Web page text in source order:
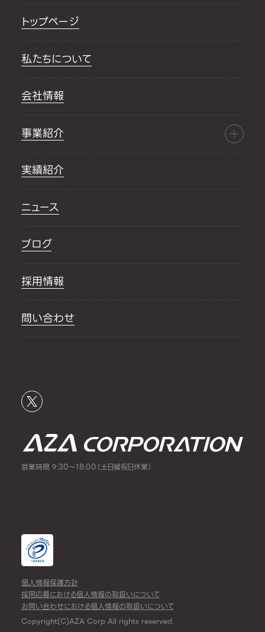
トップページ
私たちについて
会社情報
事業紹介
実績紹介
ニュース
ブログ
採用情報
問い合わせ
営業時間 9:30～18:00（土日曜祝日休業）
個人情報保護方針
採用応募における個人情報の取扱いについて
お問い合わせにおける個人情報の取扱いについて
Copyright(C)AZA Corp All rights reserved.